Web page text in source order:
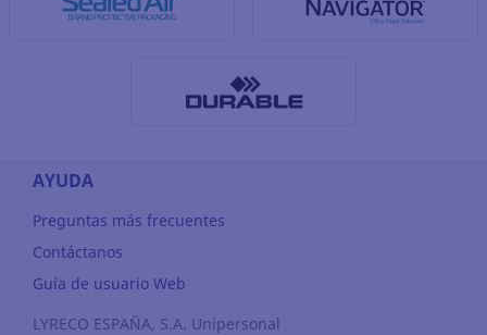
AYUDA
Preguntas más frecuentes
Contáctanos
Guía de usuario Web
LYRECO ESPAÑA, S.A. Unipersonal